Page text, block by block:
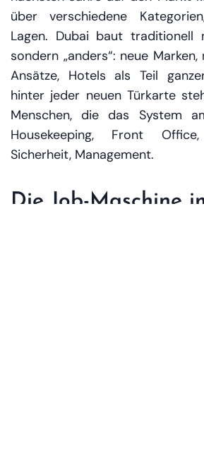
über verschiedene
Lagen. Dubai baut traditionell
sondern „anders“: neue
Ansätze, Hotels als Teil
hinter jeder neuen Türkarte
Menschen, die das System
Housekeeping, Front
Sicherheit, Management.
Die Job-Maschine